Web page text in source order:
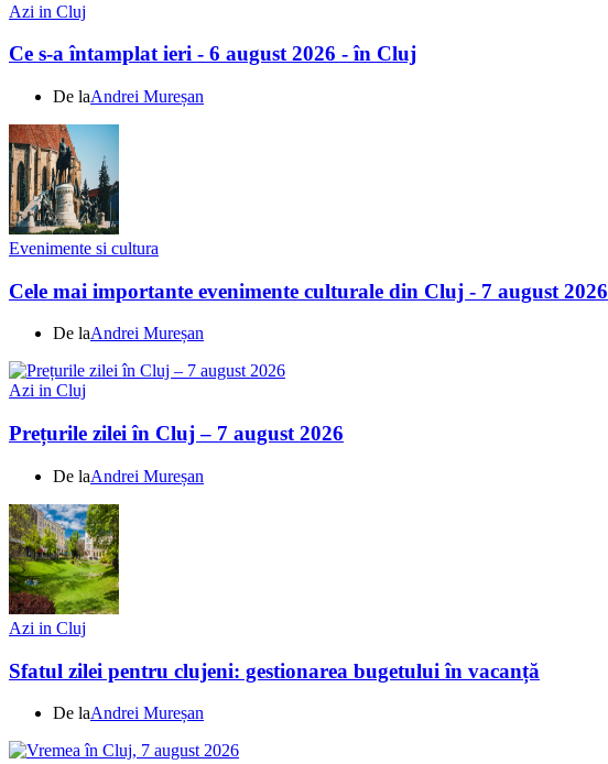
Azi in Cluj
Ce s-a întamplat ieri - 6 august 2026 - în Cluj
De laAndrei Mureșan
Evenimente si cultura
Cele mai importante evenimente culturale din Cluj - 7 august 2026
De laAndrei Mureșan
Azi in Cluj
Prețurile zilei în Cluj – 7 august 2026
De laAndrei Mureșan
Azi in Cluj
Sfatul zilei pentru clujeni: gestionarea bugetului în vacanță
De laAndrei Mureșan